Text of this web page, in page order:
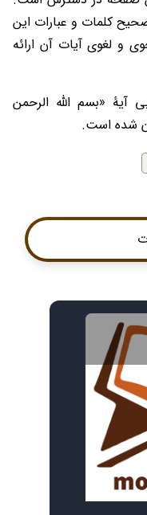
کلمات و عبارات این
و لغوی آیات آن ارائه
آیۀ «بسم الله الرحمن
شده است.